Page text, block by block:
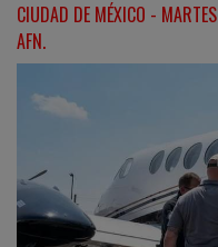
CIUDAD DE MÉXICO -
AFN.